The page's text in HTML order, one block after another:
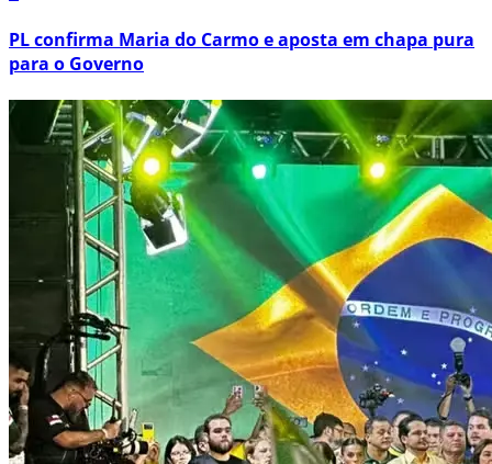
PL confirma Maria do Carmo e aposta em chapa pura
para o Governo